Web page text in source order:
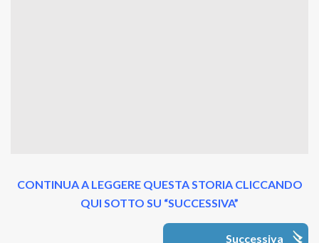
CONTINUA A LEGGERE QUESTA STORIA CLICCANDO
QUI SOTTO SU “SUCCESSIVA”
Successiva